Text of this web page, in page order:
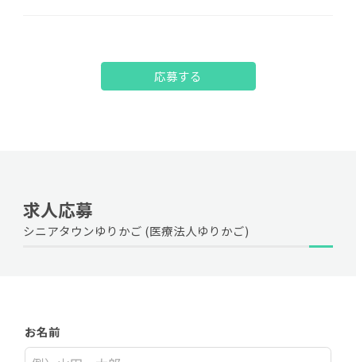
応募する
求人応募
シニアタウンゆりかご (医療法人ゆりかご)
お名前